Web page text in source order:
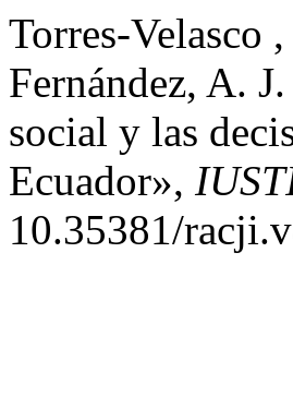
Torres-Velasco
Fernández, A.
social y las
Ecuador»,
10.35381/